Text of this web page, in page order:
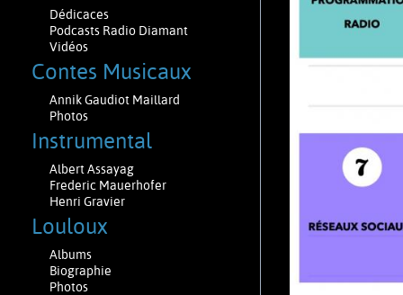
Dédicaces
Podcasts Radio Diamant
Vidéos
Contes Musicaux
Annik Gaudiot Maillard
Photos
Instrumental
Albert Assayag
Frederic Mauerhofer
Henri Gravier
Louloux
Albums
Biographie
Photos